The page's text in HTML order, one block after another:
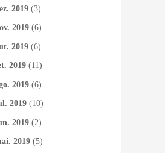
2019 (3)
2019 (6)
2019 (6)
2019 (11)
2019 (6)
2019 (10)
2019 (2)
2019 (5)